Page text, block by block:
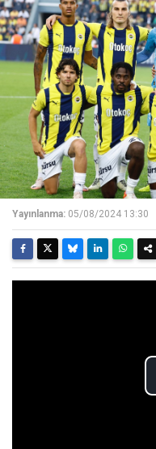
Yayınlanma: 05/08/2024 13:30